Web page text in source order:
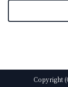
Copyright